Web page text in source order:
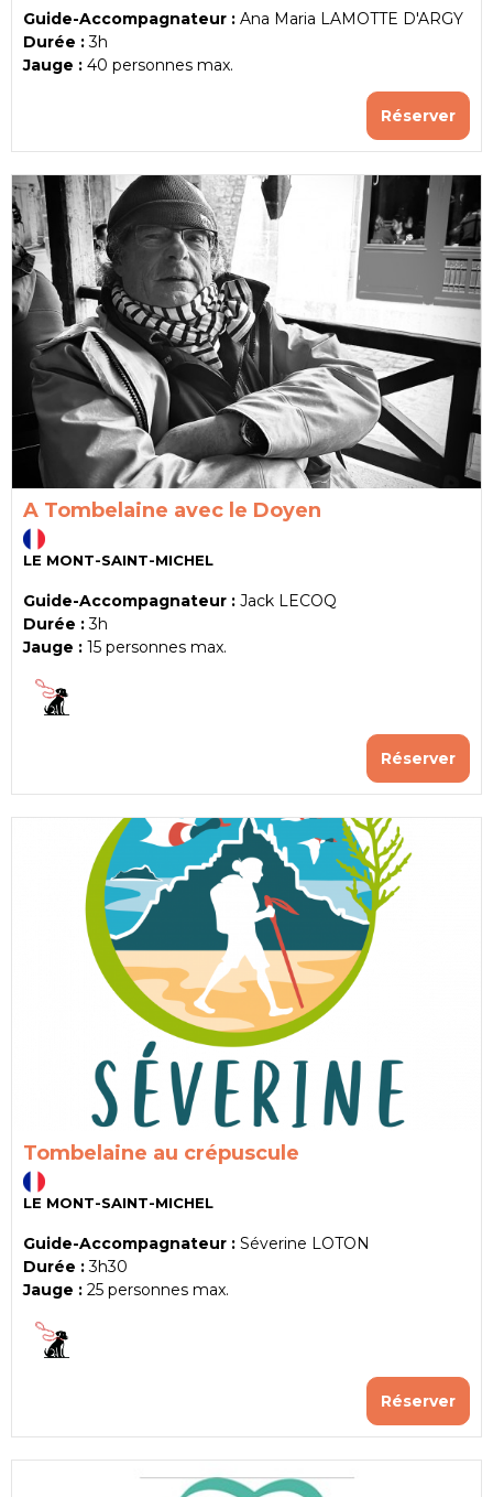
Guide-Accompagnateur : Ana Maria LAMOTTE D'ARGY
Durée : 3h
Jauge : 40 personnes max.
Réserver
A Tombelaine avec le Doyen
LE MONT-SAINT-MICHEL
Guide-Accompagnateur : Jack LECOQ
Durée : 3h
Jauge : 15 personnes max.
Réserver
Tombelaine au crépuscule
LE MONT-SAINT-MICHEL
Guide-Accompagnateur : Séverine LOTON
Durée : 3h30
Jauge : 25 personnes max.
Réserver